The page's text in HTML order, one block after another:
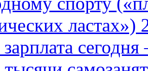
ластах»)
зарплата